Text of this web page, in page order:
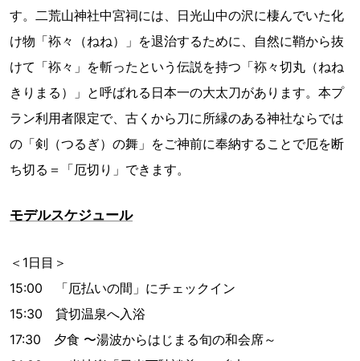
す。二荒山神社中宮祠には、日光山中の沢に棲んでいた化
け物「袮々（ねね）」を退治するために、自然に鞘から抜
けて「袮々」を斬ったという伝説を持つ「袮々切丸（ねね
きりまる）」と呼ばれる日本一の大太刀があります。本プ
ラン利用者限定で、古くから刀に所縁のある神社ならでは
の「剣（つるぎ）の舞」をご神前に奉納することで厄を断
ち切る＝「厄切り」できます。
モデルスケジュール
＜1日目＞
15:00 「厄払いの間」にチェックイン
15:30 貸切温泉へ入浴
17:30 夕食 〜湯波からはじまる旬の和会席～